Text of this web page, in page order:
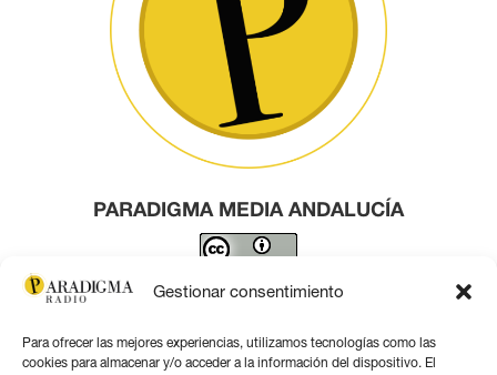
Gestionar consentimiento
Para ofrecer las mejores experiencias, utilizamos tecnologías como las
cookies para almacenar y/o acceder a la información del dispositivo. El
PARADIGMA MEDIA ANDALUCÍA
Este obra está bajo una licencia de Creative Commons
Contacto por correo